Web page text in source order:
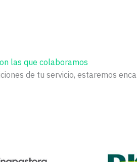
las que colaboramos
de tu servicio, estaremos